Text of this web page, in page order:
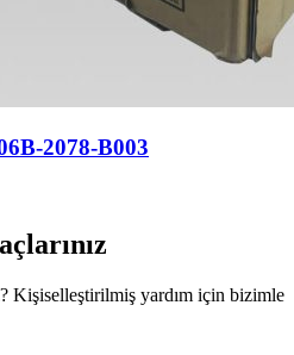
2078-B003
Kişiselleştirilmiş yardım için bizimle